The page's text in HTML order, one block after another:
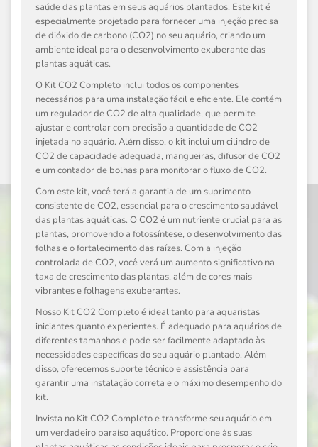
saúde das plantas em seus aquários plantados. Este kit é
especialmente projetado para fornecer uma injeção precisa
de dióxido de carbono (CO2) no seu aquário, criando um
ambiente ideal para o desenvolvimento exuberante das
plantas aquáticas.
O Kit CO2 Completo inclui todos os componentes
necessários para uma instalação fácil e eficiente. Ele contém
um regulador de CO2 de alta qualidade, que permite
ajustar e controlar com precisão a quantidade de CO2
injetada no aquário. Além disso, o kit inclui um cilindro de
CO2 de capacidade adequada, mangueiras, difusor de CO2
e um contador de bolhas para monitorar o fluxo de CO2.
Com este kit, você terá a garantia de um suprimento
consistente de CO2, essencial para o crescimento saudável
das plantas aquáticas. O CO2 é um nutriente crucial para as
plantas, promovendo a fotossíntese, o desenvolvimento das
folhas e o fortalecimento das raízes. Com a injeção
controlada de CO2, você verá um aumento significativo na
taxa de crescimento das plantas, além de cores mais
vibrantes e folhagens exuberantes.
Nosso Kit CO2 Completo é ideal tanto para aquaristas
iniciantes quanto experientes. É adequado para aquários de
diferentes tamanhos e pode ser facilmente adaptado às
necessidades específicas do seu aquário plantado. Além
disso, oferecemos suporte técnico e assistência para
garantir uma instalação correta e o máximo desempenho do
kit.
Invista no Kit CO2 Completo e transforme seu aquário em
um verdadeiro paraíso aquático. Proporcione às suas